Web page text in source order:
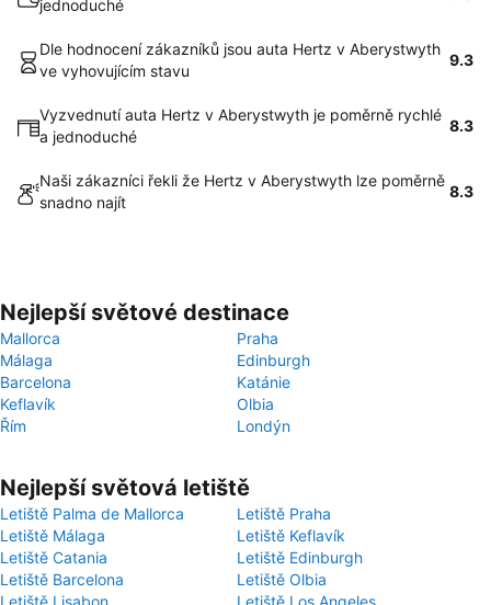
jednoduché
Dle hodnocení zákazníků jsou auta Hertz v Aberystwyth
ve vyhovujícím stavu
9.3
Vyzvednutí auta Hertz v Aberystwyth je poměrně rychlé
a jednoduché
8.3
Naši zákazníci řekli že Hertz v Aberystwyth lze poměrně
snadno najít
8.3
Nejlepší světové destinace
Mallorca
Praha
Málaga
Edinburgh
Barcelona
Katánie
Keflavík
Olbia
Řím
Londýn
Nejlepší světová letiště
Letiště Palma de Mallorca
Letiště Praha
Letiště Málaga
Letiště Keflavík
Letiště Catania
Letiště Edinburgh
Letiště Barcelona
Letiště Olbia
Letiště Lisabon
Letiště Los Angeles